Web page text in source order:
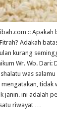
:: Apakah
Adakah
kurang
Wr. Wb. Dari:
was salamu
mengatakan, tidak
janin. ini adalah
riwayat …